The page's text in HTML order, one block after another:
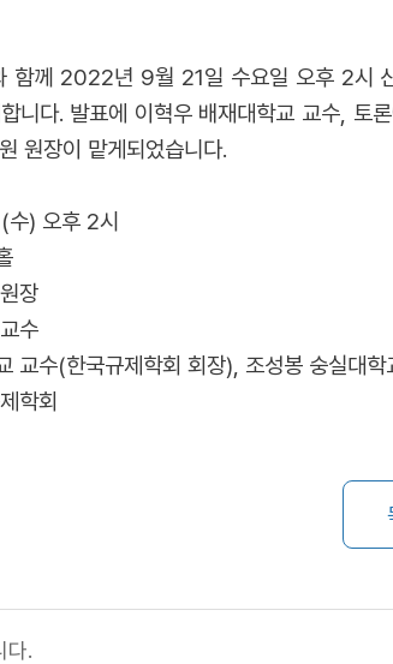
함께 2022년 9월 21일 수요일 오후 2시
니다. 발표에 이혁우 배재대학교 교수, 토
원장이 맡게되었습니다.
) 오후 2시
장
수
교수(한국규제학회 회장), 조성봉 숭실대학
학회
다.